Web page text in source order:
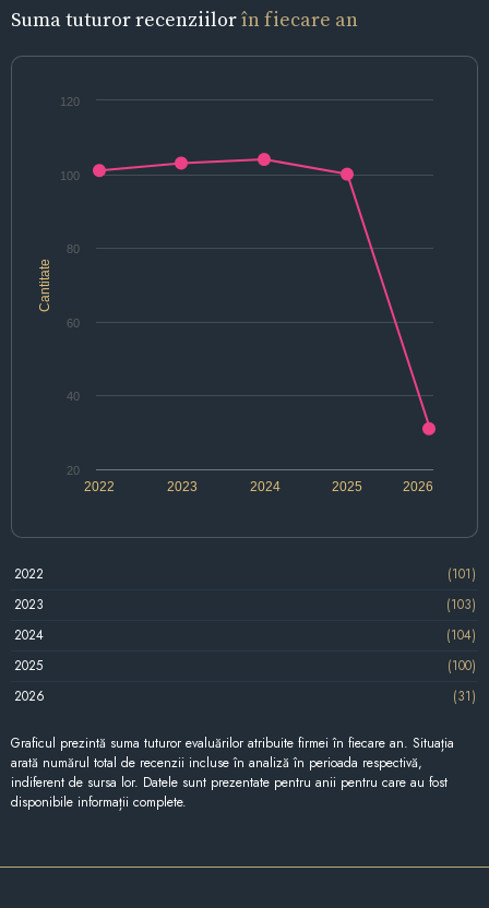
Suma tuturor recenziilorîn fiecare an
Cantitate
2022 2024 2026
2023 2025
20
40
60
80
100
120
2022
(101)
2023
(103)
2024
(104)
2025
(100)
2026
(31)
Graficul prezintă suma tuturor evaluărilor atribuite firmei în fiecare an. Situația
arată numărul total de recenzii incluse în analiză în perioada respectivă,
indiferent de sursa lor. Datele sunt prezentate pentru anii pentru care au fost
disponibile informații complete.